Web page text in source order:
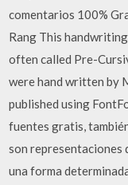
comentarios 100%
Rang This
often called Pre-
were hand written by
published using
fuentes gratis,
son representaciones
una forma